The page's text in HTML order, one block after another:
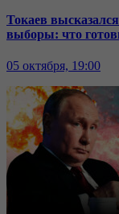
Токаев
выборы: что
05 октября, 19:00